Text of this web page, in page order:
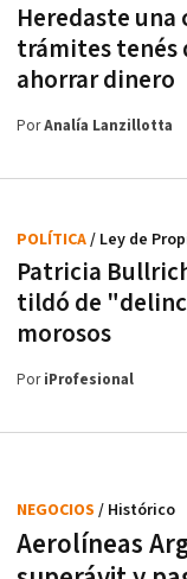
Heredaste una
trámites tenés
ahorrar dinero
PorAnalía Lanzillotta
Patricia
tildó de
morosos
POLÍTICA/ Ley de
PoriProfesional
Aerolíneas
NEGOCIOS / Histórico